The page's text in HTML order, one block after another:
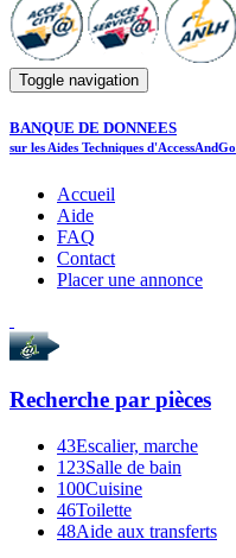
Toggle navigation
BANQUE DE DONNEES
sur les Aides Techniques d'AccessAndGo
Accueil
Aide
FAQ
Contact
Placer une annonce
Recherche par pièces
43Escalier, marche
123Salle de bain
100Cuisine
46Toilette
48Aide aux transferts